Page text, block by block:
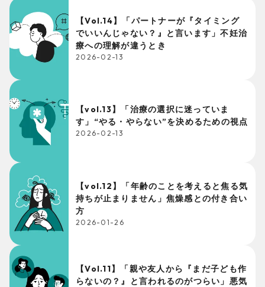
【Vol.14】「パートナーが『タイミング
でいいんじゃない？』と言います」不妊治
療への理解が違うとき
2026-02-13
【vol.13】「治療の選択に迷っていま
す」“やる・やらない”を決めるための視点
2026-02-13
【vol.12】「年齢のことを考えると焦る気
持ちが止まりません」焦燥感との付き合い
方
2026-01-26
【Vol.11】「親や友人から『まだ子ども作
らないの？』と言われるのがつらい」悪気